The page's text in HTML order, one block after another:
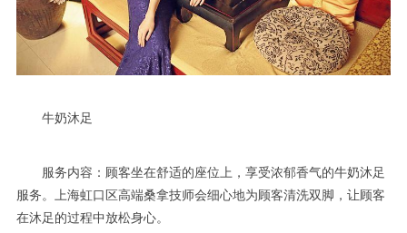
牛奶沐足
服务内容：顾客坐在舒适的座位上，享受浓郁香气的牛奶沐足
服务。上海虹口区高端桑拿技师会细心地为顾客清洗双脚，让顾客
在沐足的过程中放松身心。